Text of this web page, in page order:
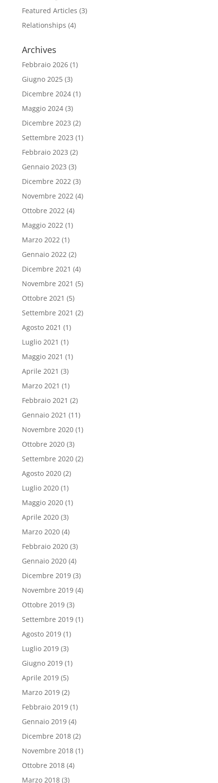
Featured Articles (3)
Relationships (4)
Archives
Febbraio 2026(1)
Giugno 2025(3)
Dicembre 2024(1)
Maggio 2024(3)
Dicembre 2023 (2)
Settembre 2023 (1)
Febbraio 2023 (2)
Gennaio 2023 (3)
Dicembre 2022 (3)
Novembre 2022 (4)
Ottobre 2022 (4)
Maggio 2022 (1)
Marzo 2022 (1)
Gennaio 2022 (2)
Dicembre 2021 (4)
Novembre 2021 (5)
Ottobre 2021 (5)
Settembre 2021 (2)
Agosto 2021 (1)
Luglio 2021 (1)
Maggio 2021 (1)
Aprile 2021 (3)
Marzo 2021 (1)
Febbraio 2021 (2)
Gennaio 2021 (11)
Novembre 2020(1)
Ottobre 2020(3)
Settembre 2020(2)
Agosto 2020(2)
Luglio 2020(1)
Maggio 2020(1)
Aprile 2020(3)
Marzo 2020(4)
Febbraio 2020(3)
Gennaio 2020(4)
Dicembre 2019(3)
Novembre 2019(4)
Ottobre 2019(3)
Settembre 2019(1)
Agosto 2019(1)
Luglio 2019(3)
Giugno 2019(1)
Aprile 2019(5)
Marzo 2019(2)
Febbraio 2019(1)
Gennaio 2019(4)
Dicembre 2018(2)
Novembre 2018(1)
Ottobre 2018(4)
Marzo 2018(3)